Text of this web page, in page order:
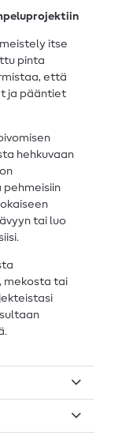
itse
pinta
että
ja pääntiet
hehkuvaan
pehmeisiin
tai luo
mekosta tai